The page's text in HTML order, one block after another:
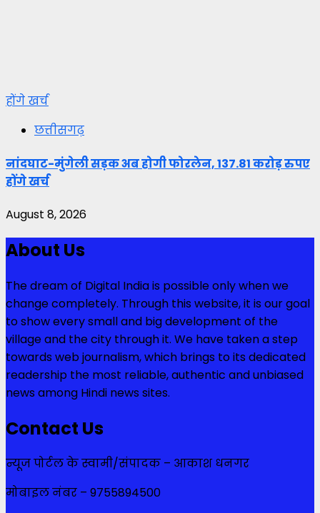
होंगे खर्च
छत्तीसगढ़
नांदघाट-मुंगेली सड़क अब होगी फोरलेन, 137.81 करोड़ रुपए
होंगे खर्च
August 8, 2026
About Us
The dream of Digital India is possible only when we
change completely. Through this website, it is our goal
to show every small and big development of the
village and the city through it. We have taken a step
towards web journalism, which brings to its dedicated
readership the most reliable, authentic and unbiased
news among Hindi news sites.
Contact Us
न्यूज पोर्टल के स्वामी/संपादक – आकाश धनगर
मोबाइल नंबर – 9755894500